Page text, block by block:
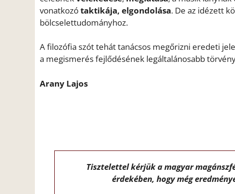
vonatkozótaktikája, elgondolása. De az idézett
bölcselettudományhoz.
A filozófia szót tehát tanácsos megőrizni eredeti
a megismerés fejlődésének legáltalánosabb
Arany Lajos
Tisztelettel kérjük a magyar
érdekében, hogy még